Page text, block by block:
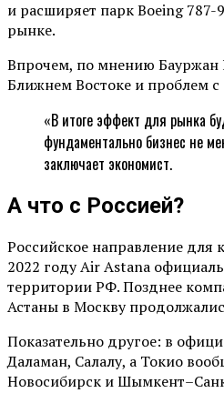
и расширяет парк Boeing
рынке.
Впрочем, по мнению Бауржан
Ближнем Востоке и проблем
«В итоге эффект для рынка
фундаментально бизнес не
заключает экономист.
А что с Россией?
Российское направление для
2022 году Air Astana
территории РФ. Позднее
Астаны в Москву
Показательно другое: в
Даламан, Салалу, а Токио
Новосибирск и